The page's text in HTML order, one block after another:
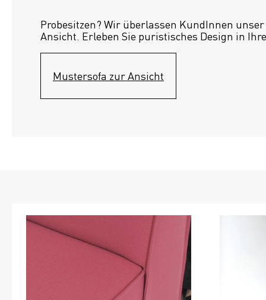
Probesitzen? Wir überlassen KundInnen unser
Ansicht. Erleben Sie puristisches Design in
Mustersofa zur Ansicht